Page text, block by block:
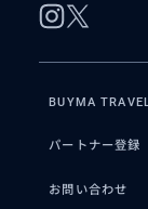
BUYMA
パートナー登録
お問い合わせ